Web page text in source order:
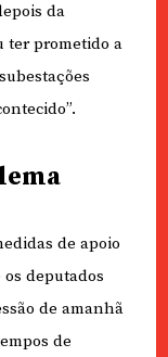
da
ter prometido a
de apoio
deputados
de amanhã
de